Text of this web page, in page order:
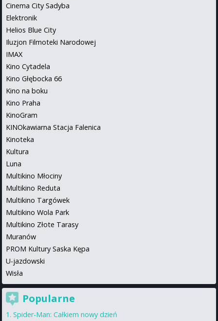
Cinema City Sadyba
Elektronik
Helios Blue City
Iluzjon Filmoteki Narodowej
IMAX
Kino Cytadela
Kino Głębocka 66
Kino na boku
Kino Praha
KinoGram
KINOkawiarna Stacja Falenica
Kinoteka
Kultura
Luna
Multikino Młociny
Multikino Reduta
Multikino Targówek
Multikino Wola Park
Multikino Złote Tarasy
Muranów
PROM Kultury Saska Kępa
U-jazdowski
Wisła
Popularne
Spider-Man: Całkiem nowy dzień